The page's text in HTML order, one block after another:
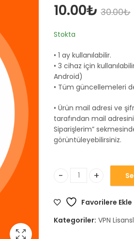
10.00₺ 30.00₺
Stokta
• 1 ay kullanılabilir.
• 3 cihaz için
Android)
• Tüm güncellemeleri
• Ürün mail adresi ve
tarafından mail
Siparişlerim”
görüntüleyebilirsiniz.
Namecheap VPN adet
Favorilere Ekle
Kategoriler: VPN